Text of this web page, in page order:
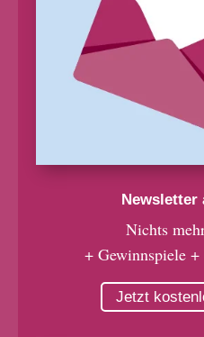
Newsletter
Nichts
+ Gewinnspiele
Jetzt